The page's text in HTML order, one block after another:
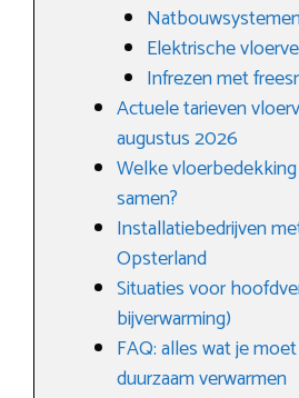
Elektrische
Infrezen met
Actuele tarieven
augustus 2026
Welke
samen?
Installatiebedrijven
Opsterland
Situaties voor
bijverwarming)
FAQ: alles wat je
duurzaam verwarmen